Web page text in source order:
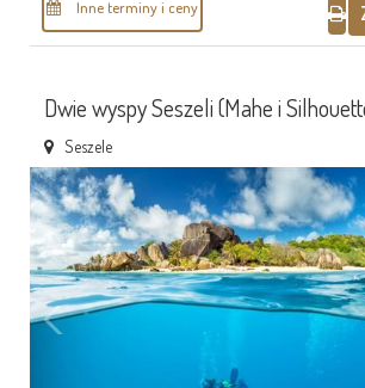
Inne terminy i ceny
Dwie wyspy Seszeli (Mahe i
Seszele